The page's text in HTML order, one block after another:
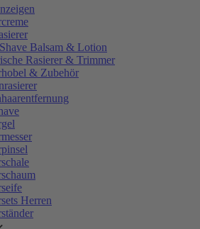
Balsam & Lotion
Rasierer & Trimmer
& Zubehör
Herren